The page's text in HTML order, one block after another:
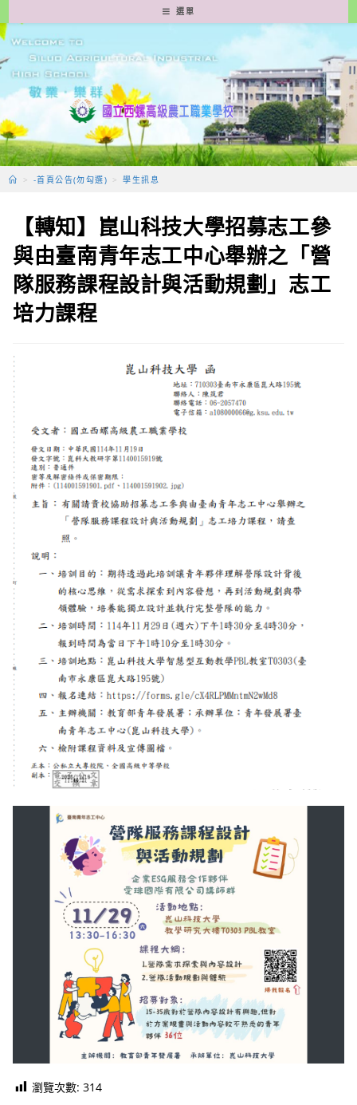
轉
至
要
容
選單
> -首頁公告(勿勾選) > 學生訊息
【轉知】崑山科技大學招募志工參
與由臺南青年志工中心舉辦之「營
隊服務課程設計與活動規劃」志工
培力課程
瀏覽次數: 314